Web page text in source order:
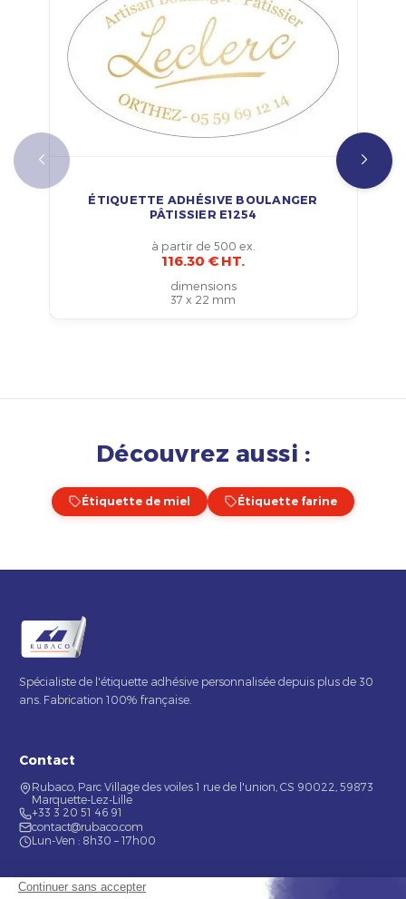
ÉTIQUETTE ADHÉSIVE BOULANGER
PÂTISSIER E1254
à partir de 500 ex.
116.30 € HT.
dimensions
37 x 22 mm
Découvrez aussi :
Étiquette de miel Étiquette farine
Spécialiste de l'étiquette adhésive personnalisée depuis plus de 30
ans. Fabrication 100% française.
Contact
Rubaco, Parc Village des voiles 1 rue de l'union, CS 90022, 59873
Marquette-Lez-Lille
+33 3 20 51 46 91
contact@rubaco.com
Lun-Ven : 8h30 – 17h00
Nos services